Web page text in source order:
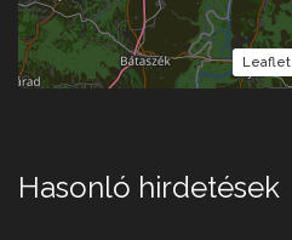
Leaflet
Hasonló hirdetések